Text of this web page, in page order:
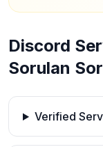
Discord
Sorulan
Verified